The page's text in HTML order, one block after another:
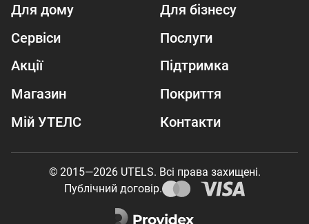
Для дому
Для бізнесу
Сервіси
Послуги
Акції
Підтримка
Магазин
Покриття
Мій УТЕЛС
Контакти
© 2015—2026 UTELS. Всі права захищені.
Публічний договір.